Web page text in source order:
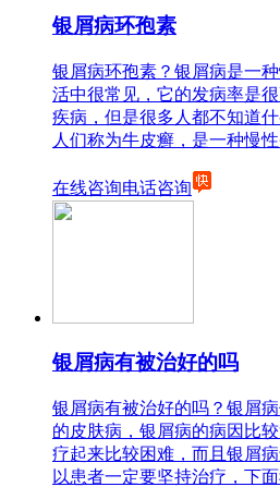
银屑病环孢素
银屑病环孢素？银屑病是一
活中很常见，它的发病率是
疾病，但是很多人都不知道
人们称为牛皮癣，是一种慢
在线咨询电话咨询
银屑病有被治好的吗
银屑病有被治好的吗？银屑
的皮肤病，银屑病的病因比
疗起来比较困难，而且银屑
以患者一定要坚持治疗，下